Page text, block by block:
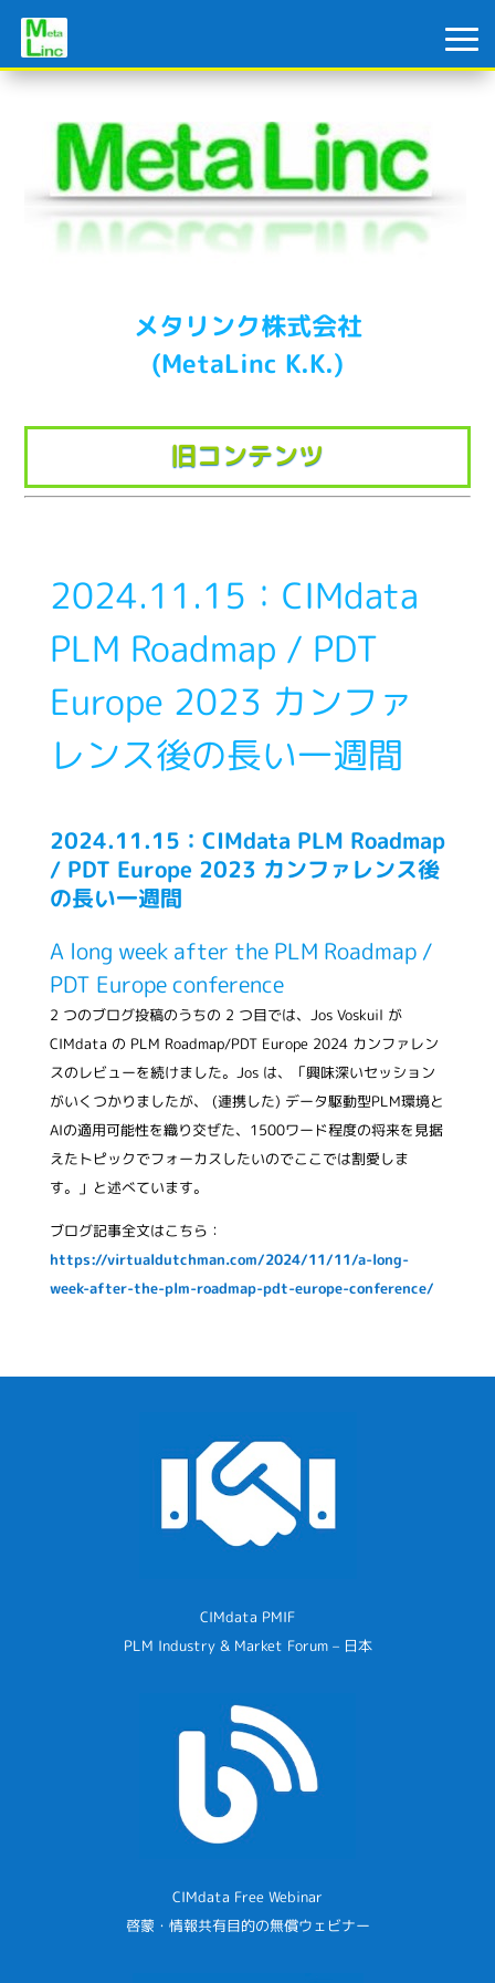
メタリンク株式会社
(MetaLinc K.K.)
旧コンテンツ
2024.11.15：CIMdata
PLM Roadmap / PDT
Europe 2023 カンファ
レンス後の長い一週間
2024.11.15：CIMdata PLM Roadmap
/ PDT Europe 2023 カンファレンス後
の長い一週間
A long week after the PLM Roadmap /
PDT Europe conference
2 つのブログ投稿のうちの 2 つ目では、Jos Voskuil が
CIMdata の PLM Roadmap/PDT Europe 2024 カンファレン
スのレビューを続けました。Jos は、「興味深いセッション
がいくつかりましたが、 (連携した) データ駆動型PLM環境と
AIの適用可能性を織り交ぜた、1500ワード程度の将来を見据
えたトピックでフォーカスしたいのでここでは割愛しま
す。」と述べています。
ブログ記事全文はこちら：
https://virtualdutchman.com/2024/11/11/a-long-
week-after-the-plm-roadmap-pdt-europe-conference/
CIMdata PMIF
PLM Industry & Market Forum – 日本
CIMdata Free Webinar
啓蒙・情報共有目的の無償ウェビナー